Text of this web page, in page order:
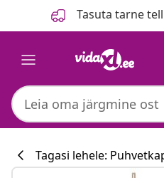
Tasuta tarne
Tagasi lehele: